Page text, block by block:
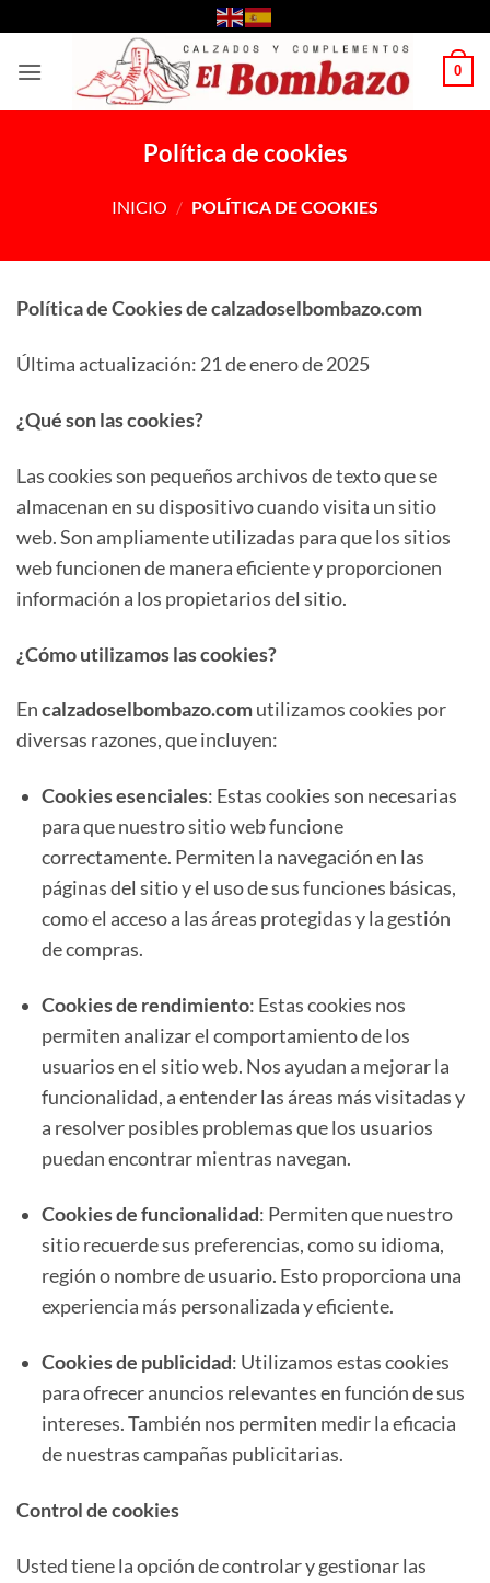
al
contenido
0
Política de cookies
INICIO / POLÍTICA DE COOKIES
Política de Cookies de calzadoselbombazo.com
Última actualización: 21 de enero de 2025
¿Qué son las cookies?
Las cookies son pequeños archivos de texto que se
almacenan en su dispositivo cuando visita un sitio
web. Son ampliamente utilizadas para que los sitios
web funcionen de manera eficiente y proporcionen
información a los propietarios del sitio.
¿Cómo utilizamos las cookies?
Encalzadoselbombazo.comutilizamos cookies por
diversas razones, que incluyen:
Cookies esenciales: Estas cookies son necesarias
para que nuestro sitio web funcione
correctamente. Permiten la navegación en las
páginas del sitio y el uso de sus funciones básicas,
como el acceso a las áreas protegidas y la gestión
de compras.
Cookies de rendimiento: Estas cookies nos
permiten analizar el comportamiento de los
usuarios en el sitio web. Nos ayudan a mejorar la
funcionalidad, a entender las áreas más visitadas y
a resolver posibles problemas que los usuarios
puedan encontrar mientras navegan.
Cookies de funcionalidad: Permiten que nuestro
sitio recuerde sus preferencias, como su idioma,
región o nombre de usuario. Esto proporciona una
experiencia más personalizada y eficiente.
Cookies de publicidad: Utilizamos estas cookies
para ofrecer anuncios relevantes en función de sus
intereses. También nos permiten medir la eficacia
de nuestras campañas publicitarias.
Control de cookies
Usted tiene la opción de controlar y gestionar las